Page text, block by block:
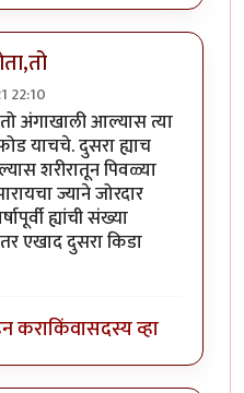
22:10
अंगाखाली आल्यास त्या
याचचे. दुसरा ह्याच
शरीरातून पिवळ्या
ज्याने जोरदार
ह्यांची संख्या
एखाद दुसरा किडा
कराकिंवासदस्य व्हा